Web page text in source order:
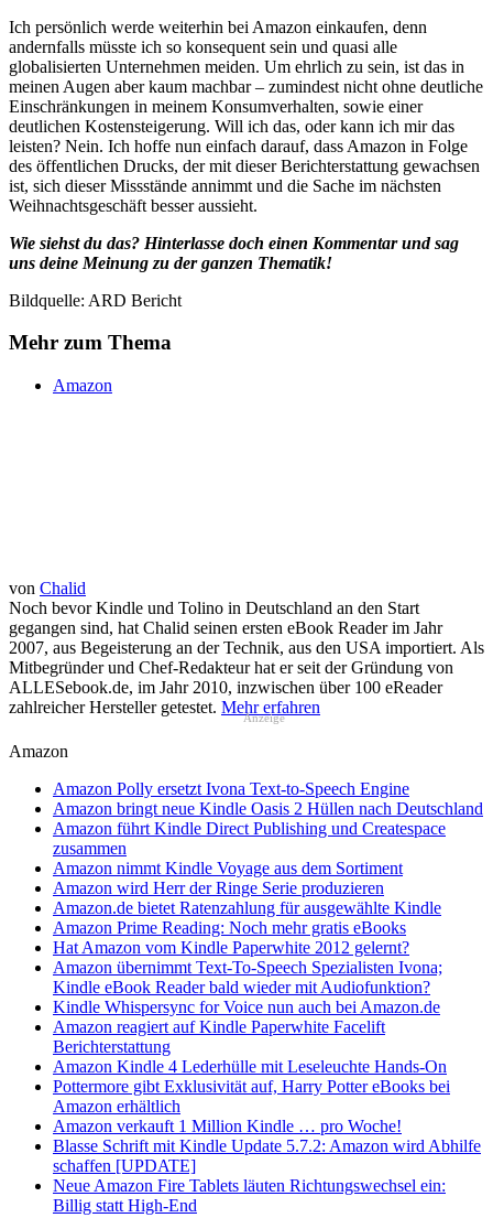
Ich persönlich werde weiterhin bei Amazon einkaufen, denn
andernfalls müsste ich so konsequent sein und quasi alle
globalisierten Unternehmen meiden. Um ehrlich zu sein, ist das in
meinen Augen aber kaum machbar – zumindest nicht ohne deutliche
Einschränkungen in meinem Konsumverhalten, sowie einer
deutlichen Kostensteigerung. Will ich das, oder kann ich mir das
leisten? Nein. Ich hoffe nun einfach darauf, dass Amazon in Folge
des öffentlichen Drucks, der mit dieser Berichterstattung gewachsen
ist, sich dieser Missstände annimmt und die Sache im nächsten
Weihnachtsgeschäft besser aussieht.
Wie siehst du das? Hinterlasse doch einen Kommentar und sag
uns deine Meinung zu der ganzen Thematik!
Bildquelle: ARD Bericht
Mehr zum Thema
Amazon
von Chalid
Noch bevor Kindle und Tolino in Deutschland an den Start
gegangen sind, hat Chalid seinen ersten eBook Reader im Jahr
2007, aus Begeisterung an der Technik, aus den USA importiert. Als
Mitbegründer und Chef-Redakteur hat er seit der Gründung von
ALLESebook.de, im Jahr 2010, inzwischen über 100 eReader
zahlreicher Hersteller getestet. Mehr erfahren
Anzeige
Amazon
Amazon Polly ersetzt Ivona Text-to-Speech Engine
Amazon bringt neue Kindle Oasis 2 Hüllen nach Deutschland
Amazon führt Kindle Direct Publishing und Createspace
zusammen
Amazon nimmt Kindle Voyage aus dem Sortiment
Amazon wird Herr der Ringe Serie produzieren
Amazon.de bietet Ratenzahlung für ausgewählte Kindle
Amazon Prime Reading: Noch mehr gratis eBooks
Hat Amazon vom Kindle Paperwhite 2012 gelernt?
Amazon übernimmt Text-To-Speech Spezialisten Ivona;
Kindle eBook Reader bald wieder mit Audiofunktion?
Kindle Whispersync for Voice nun auch bei Amazon.de
Amazon reagiert auf Kindle Paperwhite Facelift
Berichterstattung
Amazon Kindle 4 Lederhülle mit Leseleuchte Hands-On
Pottermore gibt Exklusivität auf, Harry Potter eBooks bei
Amazon erhältlich
Amazon verkauft 1 Million Kindle … pro Woche!
Blasse Schrift mit Kindle Update 5.7.2: Amazon wird Abhilfe
schaffen [UPDATE]
Neue Amazon Fire Tablets läuten Richtungswechsel ein:
Billig statt High-End